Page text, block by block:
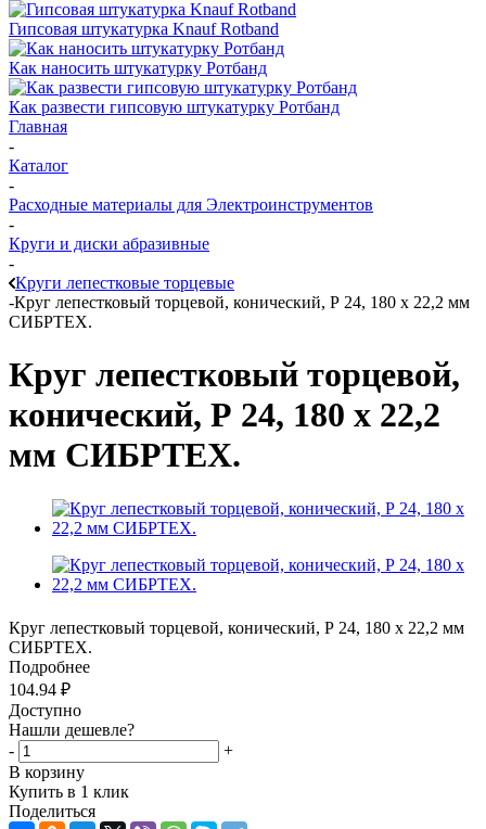
Гипсовая штукатурка Knauf Rotband
Как наносить штукатурку Ротбанд
Как развести гипсовую штукатурку Ротбанд
Главная
-
Каталог
-
Расходные материалы для Электроинструментов
-
Круги и диски абразивные
-
Круги лепестковые торцевые
-Круг лепестковый торцевой, конический, Р 24, 180 х 22,2 мм
СИБРТЕХ.
Круг лепестковый торцевой,
конический, Р 24, 180 х 22,2
мм СИБРТЕХ.
Круг лепестковый торцевой, конический, Р 24, 180 х 22,2 мм
СИБРТЕХ.
Подробнее
104.94 ₽
Доступно
Нашли дешевле?
-
+
В корзину
Купить в 1 клик
Поделиться